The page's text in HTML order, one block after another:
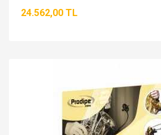
24.562,00 TL